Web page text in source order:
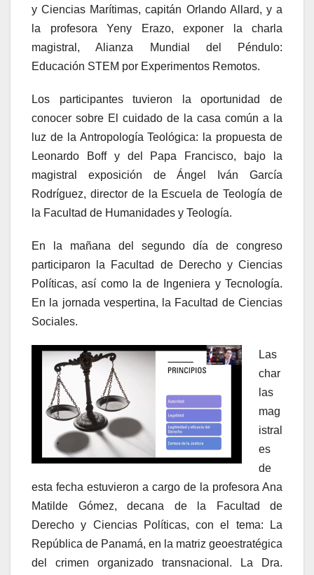
y Ciencias Marítimas, capitán Orlando Allard, y a
la profesora Yeny Erazo, exponer la charla
magistral, Alianza Mundial del Péndulo:
Educación STEM por Experimentos Remotos.
Los participantes tuvieron la oportunidad de
conocer sobre El cuidado de la casa común a la
luz de la Antropología Teológica: la propuesta de
Leonardo Boff y del Papa Francisco, bajo la
magistral exposición de Ángel Iván García
Rodríguez, director de la Escuela de Teología de
la Facultad de Humanidades y Teología.
En la mañana del segundo día de congreso
participaron la Facultad de Derecho y Ciencias
Políticas, así como la de Ingeniera y Tecnología.
En la jornada vespertina, la Facultad de Ciencias
Sociales.
Las
char
las
mag
istral
es
de
esta fecha estuvieron a cargo de la profesora Ana
Matilde Gómez, decana de la Facultad de
Derecho y Ciencias Políticas, con el tema: La
República de Panamá, en la matriz geoestratégica
del crimen organizado transnacional. La Dra.